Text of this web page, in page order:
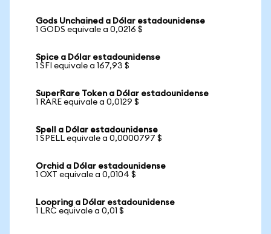
Gods Unchained a Dólar estadounidense
1 GODS equivale a 0,0216 $
Spice a Dólar estadounidense
1 SFI equivale a 167,93 $
SuperRare Token a Dólar estadounidense
1 RARE equivale a 0,0129 $
Spell a Dólar estadounidense
1 SPELL equivale a 0,0000797 $
Orchid a Dólar estadounidense
1 OXT equivale a 0,0104 $
Loopring a Dólar estadounidense
1 LRC equivale a 0,01 $